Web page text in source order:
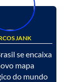
JANK
se encaixa
mapa
do mundo